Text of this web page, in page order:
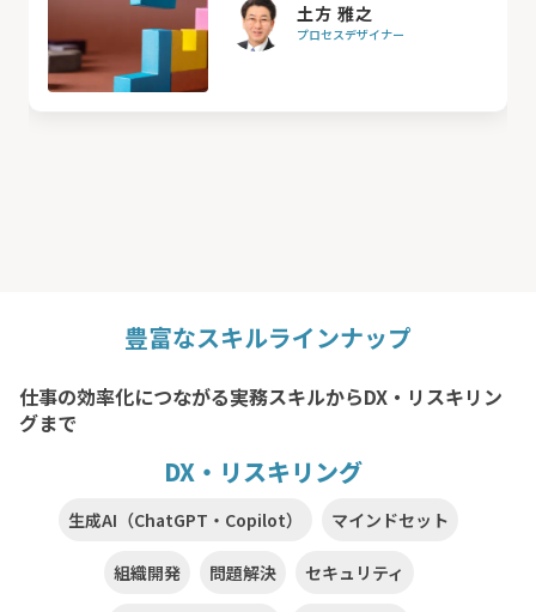
土方 雅之
プロセスデザイナー
豊富なスキルラインナップ
仕事の効率化につながる実務スキルからDX・リスキリン
グまで
DX・リスキリング
生成AI（ChatGPT・Copilot） マインドセット
組織開発 問題解決 セキュリティ